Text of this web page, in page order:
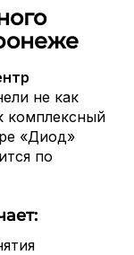
не как
комплексный
«Диод»
по